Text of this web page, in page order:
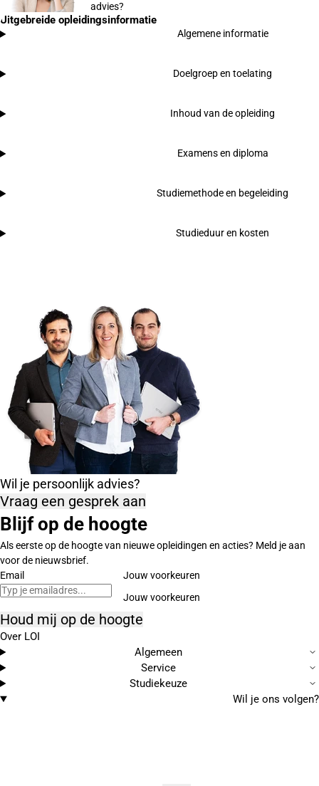
advies?
Uitgebreide opleidingsinformatie
Algemene informatie
Doelgroep en toelating
Inhoud van de opleiding
Examens en diploma
Studiemethode en begeleiding
Studieduur en kosten
Wil je persoonlijk advies?
Vraag een gesprek aan
Blijf op de hoogte
Als eerste op de hoogte van nieuwe opleidingen en acties? Meld je aan
voor de nieuwsbrief.
Email
Jouw voorkeuren
Houd mij op de hoogte
Over LOI
Algemeen
Service
Studiekeuze
Wil je ons volgen?